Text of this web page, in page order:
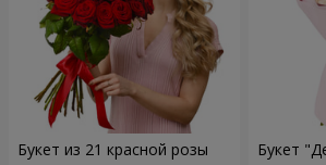
Букет из 21 красной розы Букет